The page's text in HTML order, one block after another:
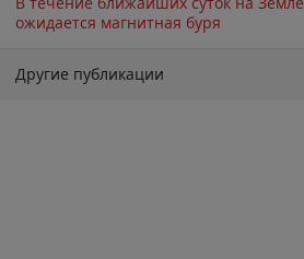
ожидается магнитная буря
Другие публикации